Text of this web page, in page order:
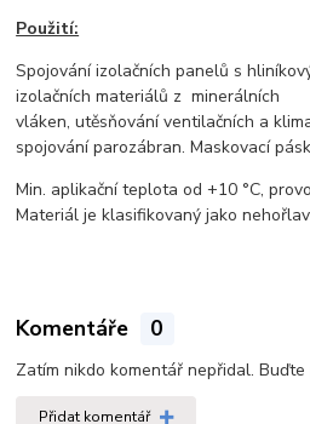
Použití:
Spojování izolačních panelů s
izolačních materiálů z minerálních
vláken, utěsňování ventilačních a
spojování parozábran. Maskovací
Min. aplikační teplota od +10 °C,
Materiál je klasifikovaný jako
Komentáře 0
Zatím nikdo komentář nepřidal. Buďte
Přidat komentář